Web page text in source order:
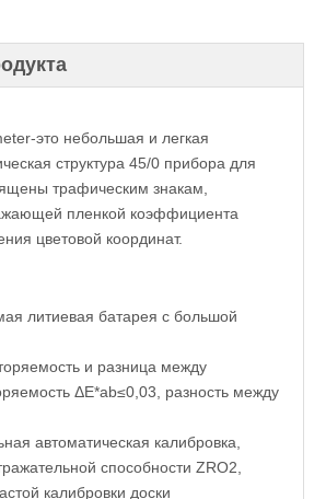
это небольшая и легкая
структура 45/0 прибора для
трафическим знакам,
пленкой коэффициента
цветовой координат.
литиевая батарея с большой
и разница между
ΔE*ab≤0,03, разность между
автоматическая калибровка,
способности ZRO2,
калибровки доски